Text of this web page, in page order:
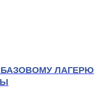
БАЗОВОМУ ЛАГЕРЮ